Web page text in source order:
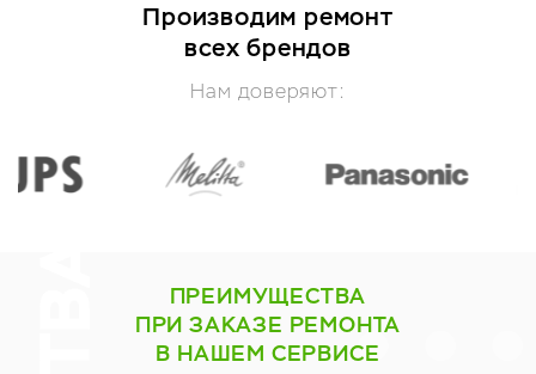
Производим ремонт
всех брендов
Нам доверяют:
ПРЕИМУЩЕСТВА
ПРИ ЗАКАЗЕ РЕМОНТА
В НАШЕМ СЕРВИСЕ